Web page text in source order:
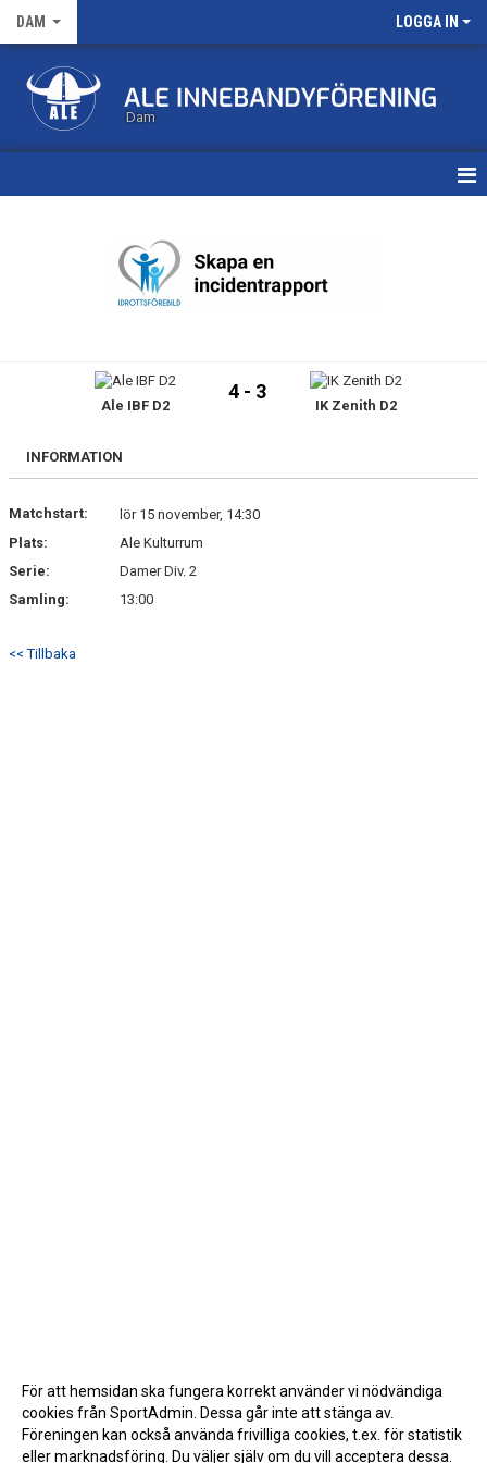
DAM LOGGA IN
Dam
NYHETSARKIVAle IBF D2
4 - 3
IK Zenith D2
INFORMATION
Matchstart:
lör 15 november, 14:30
Plats:
Ale Kulturrum
Serie:
Damer Div. 2
Samling:
13:00
<< Tillbaka
För att hemsidan ska fungera korrekt använder vi nödvändiga
cookies från SportAdmin. Dessa går inte att stänga av.
Föreningen kan också använda frivilliga cookies, t.ex. för statistik
eller marknadsföring. Du väljer själv om du vill acceptera dessa.